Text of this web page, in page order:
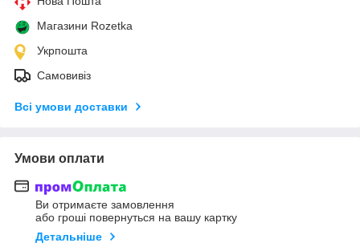
Магазини Rozetka
Укрпошта
Самовивіз
Всі умови доставки
Умови оплати
Ви отримаєте замовлення
або гроші повернуться на вашу картку
Детальніше